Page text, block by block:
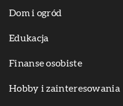
Dom i ogród
Edukacja
Finanse osobiste
Hobby i zainteresowania